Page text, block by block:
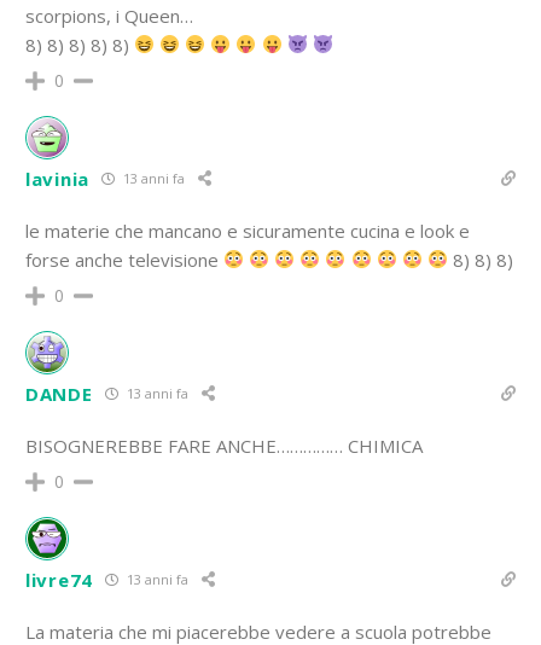
scorpions, i Queen…
8) 8) 8) 8) 8)
0
lavinia 13 anni fa
le materie che mancano e sicuramente cucina e look e
forse anche televisione
8) 8) 8)
0
DANDE 13 anni fa
BISOGNEREBBE FARE ANCHE…………… CHIMICA
0
livre74 13 anni fa
La materia che mi piacerebbe vedere a scuola potrebbe